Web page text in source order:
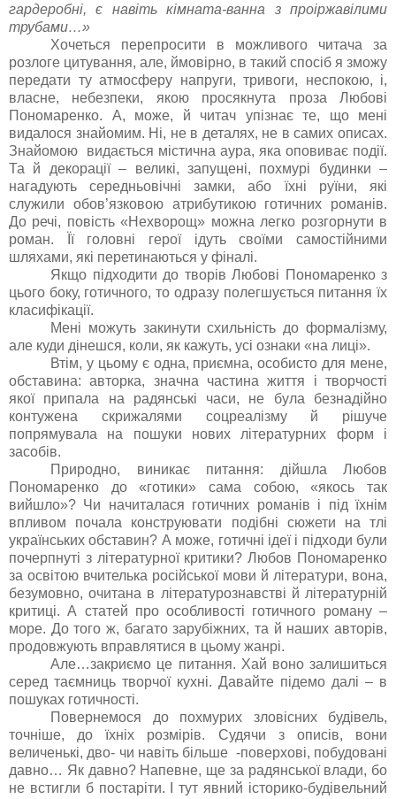
гардеробні, є навіть кімната-ванна з проіржавілими
трубами…»
Хочеться перепросити в можливого читача за
розлоге цитування, але, ймовірно, в такий спосіб я зможу
передати ту атмосферу напруги, тривоги, неспокою, і,
власне, небезпеки, якою просякнута проза Любові
Пономаренко. А, може, й читач упізнає те, що мені
видалося знайомим. Ні, не в деталях, не в самих описах.
Знайомою видається містична аура, яка оповиває події.
Та й декорації – великі, запущені, похмурі будинки –
нагадують середньовічні замки, або їхні руїни, які
служили обов’язковою атрибутикою готичних романів.
До речі, повість «Нехворощ» можна легко розгорнути в
роман. Її головні герої ідуть своїми самостійними
шляхами, які перетинаються у фіналі.
Якщо підходити до творів Любові Пономаренко з
цього боку, готичного, то одразу полегшується питання їх
класифікації.
Мені можуть закинути схильність до формалізму,
але куди дінешся, коли, як кажуть, усі ознаки «на лиці».
Втім, у цьому є одна, приємна, особисто для мене,
обставина: авторка, значна частина життя і творчості
якої припала на радянські часи, не була безнадійно
контужена скрижалями соцреалізму й рішуче
попрямувала на пошуки нових літературних форм і
засобів.
Природно, виникає питання: дійшла Любов
Пономаренко до «готики» сама собою, «якось так
вийшло»? Чи начиталася готичних романів і під їхнім
впливом почала конструювати подібні сюжети на тлі
українських обставин? А може, готичні ідеї і підходи були
почерпнуті з літературної критики? Любов Пономаренко
за освітою вчителька російської мови й літератури, вона,
безумовно, очитана в літературознавстві й літературній
критиці. А статей про особливості готичного роману –
море. До того ж, багато зарубіжних, та й наших авторів,
продовжують вправлятися в цьому жанрі.
Але…закриємо це питання. Хай воно залишиться
серед таємниць творчої кухні. Давайте підемо далі – в
пошуках готичності.
Повернемося до похмурих зловісних будівель,
точніше, до їхніх розмірів. Судячи з описів, вони
величенькі, дво- чи навіть більше -поверхові, побудовані
давно… Як давно? Напевне, ще за радянської влади, бо
не встигли б постаріти. І тут явний історико-будівельний